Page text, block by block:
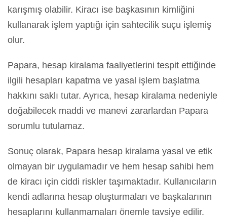
karışmış olabilir. Kiracı ise başkasının kimliğini
kullanarak işlem yaptığı için sahtecilik suçu işlemiş
olur.
Papara, hesap kiralama faaliyetlerini tespit ettiğinde
ilgili hesapları kapatma ve yasal işlem başlatma
hakkını saklı tutar. Ayrıca, hesap kiralama nedeniyle
doğabilecek maddi ve manevi zararlardan Papara
sorumlu tutulamaz.
Sonuç olarak, Papara hesap kiralama yasal ve etik
olmayan bir uygulamadır ve hem hesap sahibi hem
de kiracı için ciddi riskler taşımaktadır. Kullanıcıların
kendi adlarına hesap oluşturmaları ve başkalarının
hesaplarını kullanmamaları önemle tavsiye edilir.